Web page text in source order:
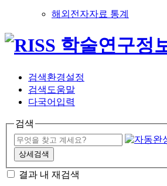
해외전자자료 통계
검색환경설정
검색도움말
다국어입력
검색
상세검색
결과 내 재검색